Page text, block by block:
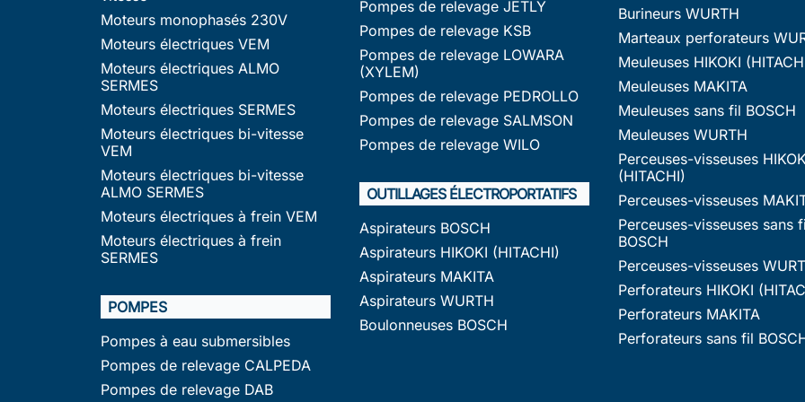
Moteurs monophasés 230V
Moteurs électriques VEM
Moteurs électriques ALMO
SERMES
Moteurs électriques SERMES
Moteurs électriques bi-vitesse
VEM
Moteurs électriques bi-vitesse
ALMO SERMES
Moteurs électriques à frein VEM
Moteurs électriques à frein
SERMES
POMPES
Pompes à eau submersibles
Pompes de relevage CALPEDA
Pompes de relevage DAB
Pompes de relevage JETLY
Pompes de relevage KSB
Pompes de relevage LOWARA
(XYLEM)
Pompes de relevage PEDROLLO
Pompes de relevage SALMSON
Pompes de relevage WILO
OUTILLAGES ÉLECTROPORTATIFS
Aspirateurs BOSCH
Aspirateurs HIKOKI (HITACHI)
Aspirateurs MAKITA
Aspirateurs WURTH
Boulonneuses BOSCH
Burineurs WURTH
Marteaux perforateurs
Meuleuses HIKOKI
Meuleuses MAKITA
Meuleuses sans fil BOSCH
Meuleuses WURTH
Perceuses-visseuses
(HITACHI)
Perceuses-visseuses
Perceuses-visseuses sans
BOSCH
Perceuses-visseuses
Perforateurs HIKOKI
Perforateurs MAKITA
Perforateurs sans fil